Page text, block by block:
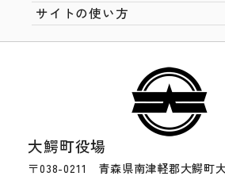
サイトの使い方
大鰐町役場
〒038-0211 青森県南津軽郡大鰐町